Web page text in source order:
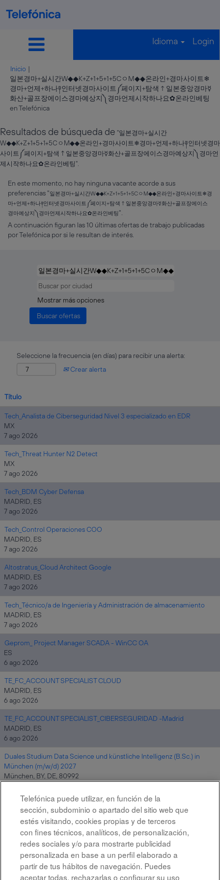
Idioma Login
Inicio |
일본경마+실시간W◆◆K+Z+1+5+1+5CㅇM◆◆온라인+경마사이트❄
경마+언제+하나༈인터넷경마사이트༼페이지+탐색↑일본중앙경마☿
화산+골프장에이스경마예상지༽경마언제시작하나요✿온라인베팅
en Telefónica(página
Resultados de búsqueda de "일본경마+실시간
W◆◆K+Z+1+5+1+5CㅇM◆◆온라인+경마사이트❄경마+언제+하나༈인터넷경마
사이트༼페이지+탐색↑일본중앙경마☿화산+골프장에이스경마예상지༽경마언
제시작하나요✿온라인베팅".
En este momento, no hay ninguna vacante acorde a sus
preferencias "일본경마+실시간W◆◆K+Z+1+5+1+5CㅇM◆◆온라인+경마사이트❄경
마+언제+하나༈인터넷경마사이트༼페이지+탐색↑일본중앙경마☿화산+골프장에이스
경마예상지༽경마언제시작하나요✿온라인베팅".
A continuación figuran las 10 últimas ofertas de trabajo publicadas
por Telefónica por si le resultan de interés.
Mostrar más opciones
Seleccione la frecuencia (en días) para recibir una alerta:
Crear alerta
Título
Tech_Analista de Ciberseguridad Nivel 3 especializado en EDR
MX
7 ago 2026
Tech_Threat Hunter N2 Detect
MX
7 ago 2026
Tech_BDM Cyber Defensa
MADRID, ES
7 ago 2026
Tech_Control Operaciones COO
MADRID, ES
7 ago 2026
Altostratus_Cloud Architect Google
MADRID, ES
7 ago 2026
Tech_Técnico/a de Ingeniería y Administración de almacenamiento
MADRID, ES
7 ago 2026
Geprom_ Project Manager SCADA - WinCC OA
ES
6 ago 2026
TE_FC_ACCOUNT SPECIALIST CLOUD
MADRID, ES
6 ago 2026
TE_FC_ACCOUNT SPECIALIST_CIBERSEGURIDAD -Madrid
MADRID, ES
6 ago 2026
Duales Studium Data Science und künstliche Intelligenz (B.Sc.) in
München (m/w/d) 2027
München, BY, DE, 80992
Resultados
Telefónica puede utilizar, en función de la
sección, subdominio o apartado del sitio web que
estés visitando, cookies propias y de terceros
con fines técnicos, analíticos, de personalización,
redes sociales y/o para mostrarte publicidad
personalizada en base a un perfil elaborado a
partir de tus hábitos de navegación. Puedes
aceptar todas, rechazarlas o configurar su uso